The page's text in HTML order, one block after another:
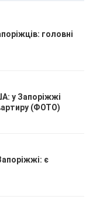
головні
у Запоріжжі
(ФОТО)
є